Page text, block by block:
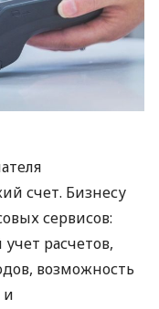
счет. Бизнесу
сервисов:
расчетов,
возможность
и